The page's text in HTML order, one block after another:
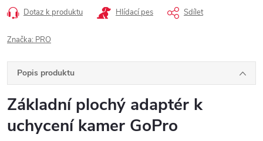
Dotaz k produktu Hlídací pes Sdílet
Značka: PRO
Popis produktu
Základní plochý adaptér k
uchycení kamer GoPro